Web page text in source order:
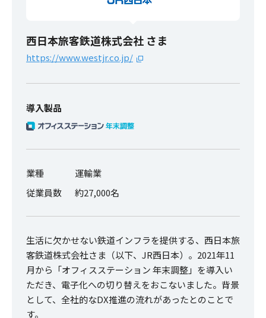
西日本旅客鉄道株式会社 さま
https://www.westjr.co.jp/
導入製品
業種
運輸業
従業員数
約27,000名
生活に欠かせない鉄道インフラを提供する、西日本旅
客鉄道株式会社さま（以下、JR西日本）。2021年11
月から「オフィスステーション 年末調整」を導入い
ただき、電子化への切り替えをおこないました。背景
として、全社的なDX推進の流れがあったとのことで
す。